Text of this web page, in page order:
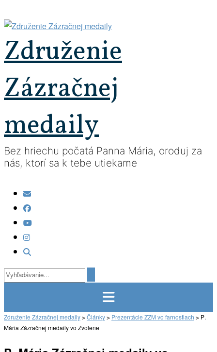
na
obsah
Združenie
Zázračnej
medaily
Bez hriechu počatá Panna Mária, oroduj za
nás, ktorí sa k tebe utiekame
Združenie Zázračnej medaily>Články>Prezentácie ZZM vo farnostiach>P.
Mária Zázračnej medaily vo Zvolene